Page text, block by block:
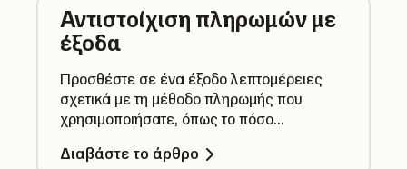
Αντιστοίχιση πληρωμών με
έξοδα
Προσθέστε σε ένα έξοδο λεπτομέρειες
σχετικά με τη μέθοδο πληρωμής που
χρησιμοποιήσατε, όπως το πόσο
πληρωμή χωρίστηκε σε πολλαπλές
Διαβάστε το άρθρο